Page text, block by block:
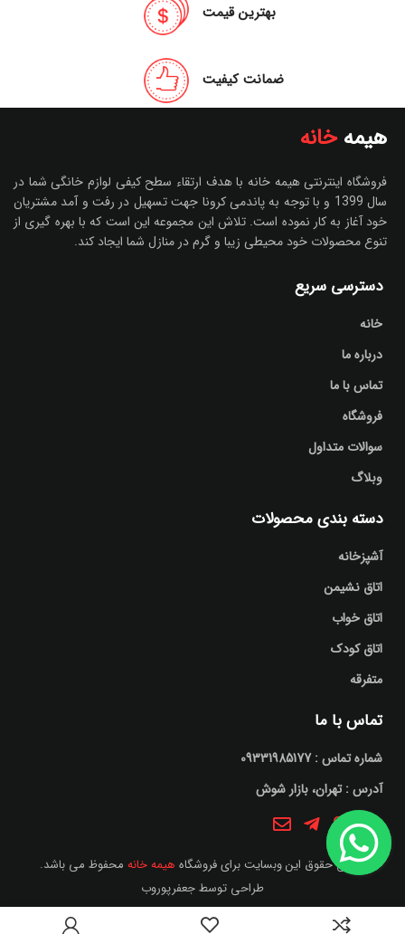
بهترین قیمت
ضمانت کیفیت
هیمه خانه
فروشگاه اینترنتی هیمه خانه با هدف ارتقاء سطح کیفی لوازم خانگی شما در
سال 1399 و با توجه به پاندمی کرونا جهت تسهیل در رفت و آمد مشتریان
خود آغاز به کار نموده است. تلاش این مجموعه این است که با بهره گیری از
تنوع محصولات خود محیطی زیبا و گرم در منازل شما ایجاد کند.
دسترسی سریع
خانه
درباره ما
تماس با ما
فروشگاه
سوالات متداول
وبلاگ
دسته بندی محصولات
آشپزخانه
اتاق نشیمن
اتاق خواب
اتاق کودک
متفرقه
تماس با ما
شماره تماس : 09331985177
آدرس : تهران، بازار شوش
تمامی حقوق این وبسایت برای فروشگاه هیمه خانه محفوظ می باشد.
طراحی توسطجعفرپوروب